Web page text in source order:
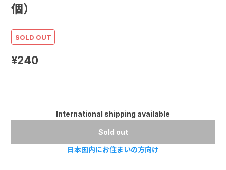
個）
¥240
SOLD OUT
International shipping available
Sold out
日本国内にお住まいの方向け